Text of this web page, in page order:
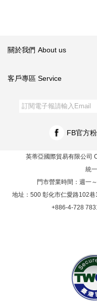
關於我們 About us
客戶專區 Service
FB官方
英蒂亞國際貿易有限公司
統
門市營業時間：週一
地址：500 彰化市仁愛路102
+886-4-728